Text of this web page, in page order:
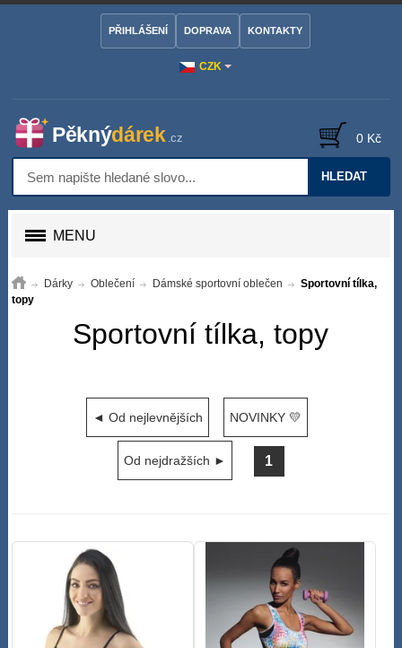
CZK
PŘIHLÁŠENÍ DOPRAVA KONTAKTY
HLEDAT
0 Kč
MENU
Dárky Oblečení Dámské sportovní oblečen
Sportovní tílka,
topy
Sportovní tílka, topy
◄ Od nejlevnějších NOVINKY 💛
Od nejdražších ► 1